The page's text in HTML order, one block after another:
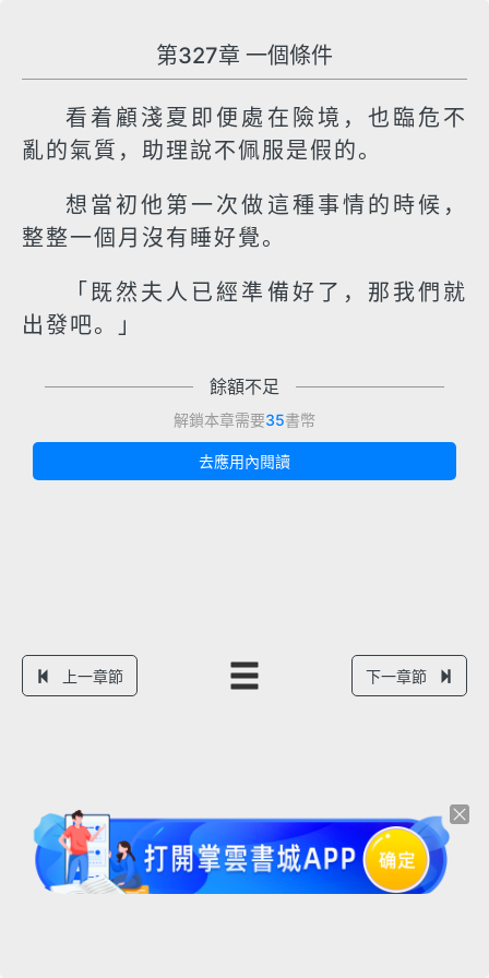
第327章 一個條件
看着顧淺夏即便處在險境，也臨危不
亂的氣質，助理說不佩服是假的。
想當初他第一次做這種事情的時候，
整整一個月沒有睡好覺。
「既然夫人已經準備好了，那我們就
出發吧。」
餘額不足
解鎖本章需要35書幣
去應用內閱讀
上一章節 下一章節